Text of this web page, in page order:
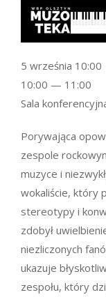
Porywająca
zespole
muzyce i
wokaliście, który
stereotypy i
zdobył
niezliczonych
ukazuje
zespołu, który
5 września 10:00
10:00 — 11:00
Sala